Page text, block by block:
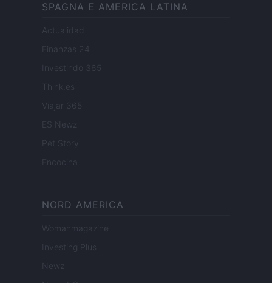
SPAGNA E AMERICA LATINA
Actualidad
Finanzas 24
Investindo 365
Think.es
Viajar 365
ES Newz
Pet Story
Encocina
NORD AMERICA
Womanmagazine
Investing Plus
Newz